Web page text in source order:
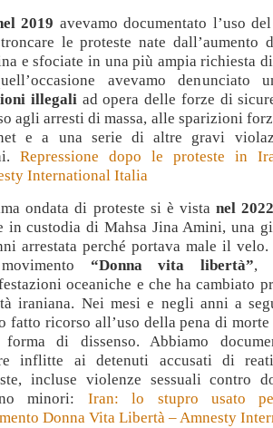
2019 avevamo documentato l’uso
le proteste nate dall’aumento
e sfociate in una più ampia richiesta
avevamo denunciato
illegaliad opera delle forze di
agli arresti di massa, alle sparizioni
e a una serie di altre gravi
Repressione dopo le proteste in
International Italia
ondata di proteste si è vistanel
in custodia di Mahsa Jina Amini, una
arrestata perché portava male il
“Donna vita libertà”,
oceaniche e che ha cambiato
iraniana. Nei mesi e negli anni a
fatto ricorso all’uso della pena di
di dissenso. Abbiamo
inflitte ai detenuti accusati di
incluse violenze sessuali contro
minori: Iran: lo stupro usato
Donna Vita Libertà – Amnesty